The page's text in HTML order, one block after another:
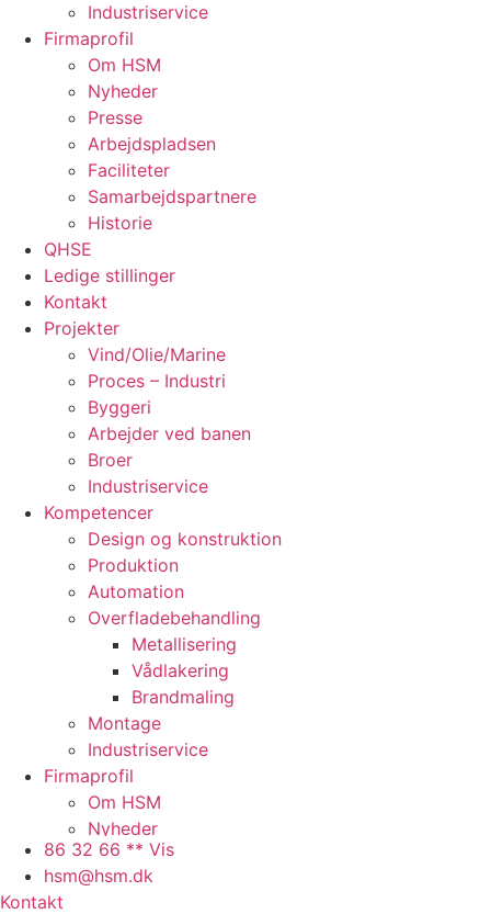
Industriservice
Firmaprofil
Om HSM
Nyheder
Presse
Arbejdspladsen
Faciliteter
Samarbejdspartnere
Historie
QHSE
Ledige stillinger
Kontakt
Projekter
Vind/Olie/Marine
Proces – Industri
Byggeri
Arbejder ved banen
Broer
Industriservice
Kompetencer
Design og konstruktion
Produktion
Automation
Overfladebehandling
Metallisering
Vådlakering
Brandmaling
Montage
Industriservice
Firmaprofil
Om HSM
Nyheder
Presse
Arbejdspladsen
86 32 66 ** Vis
hsm@hsm.dk
Kontakt